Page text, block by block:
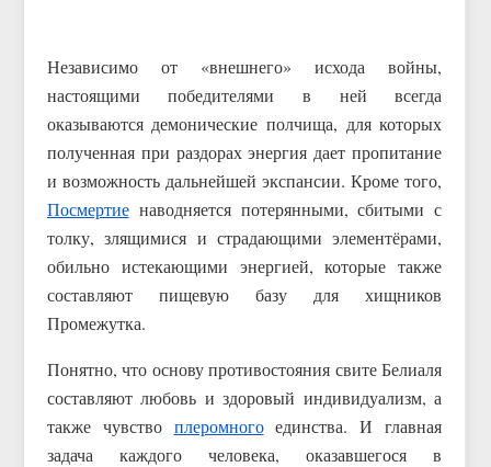
Независимо от «внешнего» исхода войны,
настоящими победителями в ней всегда
оказываются демонические полчища, для которых
полученная при раздорах энергия дает пропитание
и возможность дальнейшей экспансии. Кроме того,
Посмертиенаводняется потерянными, сбитыми с
толку, злящимися и страдающими элементёрами,
обильно истекающими энергией, которые также
составляют пищевую базу для хищников
Промежутка.
Понятно, что основу противостояния свите Белиаля
составляют любовь и здоровый индивидуализм, а
также чувство плеромногоединства. И главная
задача каждого человека, оказавшегося в